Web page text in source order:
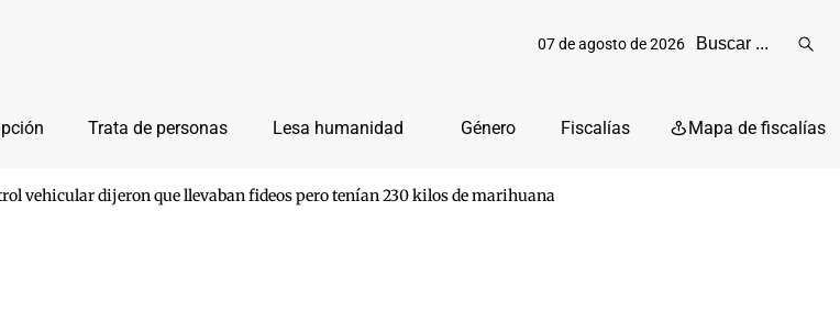
07 de agosto de 2026
Trata de personas Lesa humanidad Género Fiscalías Mapa de fiscalías
vehicular dijeron que llevaban fideos pero tenían 230 kilos de marihuana